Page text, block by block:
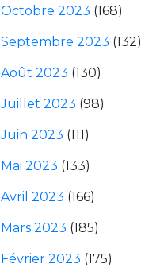
Octobre 2023 (168)
Septembre 2023 (132)
Août 2023 (130)
Juillet 2023 (98)
Juin 2023 (111)
Mai 2023 (133)
Avril 2023 (166)
Mars 2023 (185)
Février 2023 (175)